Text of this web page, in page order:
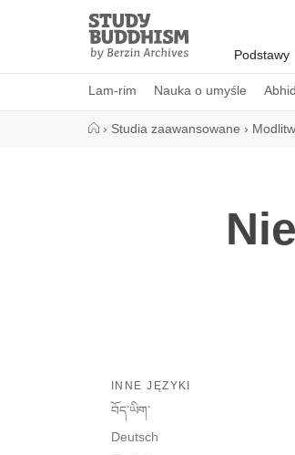
Study
Buddhism
Home
Podstawy
Lam-rim Nauka o umyśle
› Studia zaawansowane ›
INNE JĘZYKI
བོད་ཡིག་
Deutsch